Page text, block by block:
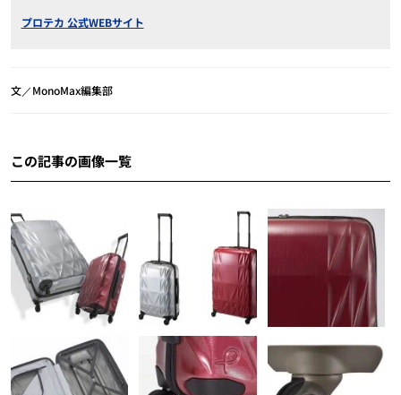
プロテカ 公式WEBサイト
文／MonoMax編集部
この記事の画像一覧